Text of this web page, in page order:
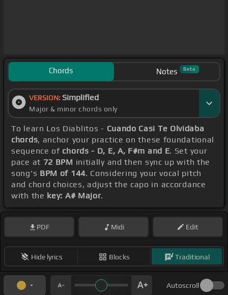
Chords Notes Beta
VERSION: Simplified
Major & minor chords only
To learn Los Diablitos - Cuando Casi Te Olvidaba
chords, anchor your practice on these foundational
sequence of chords - D, E, A, F#m and E. Set your
pace at 72 BPM initially and then sync up with the
song's BPM of 144. Considering your vocal pitch
and chord choices, adjust the capo in accordance
with the key: A# Major.
PDF Midi Edit
Hide lyrics Blocks Traditional
Autoscroll